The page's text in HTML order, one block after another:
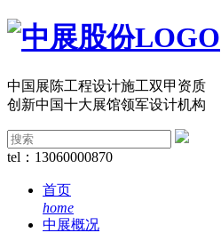
中国展陈工程设计施工双甲资质
创新中国十大展馆领军设计机构
tel：13060000870
首页
home
中展概况